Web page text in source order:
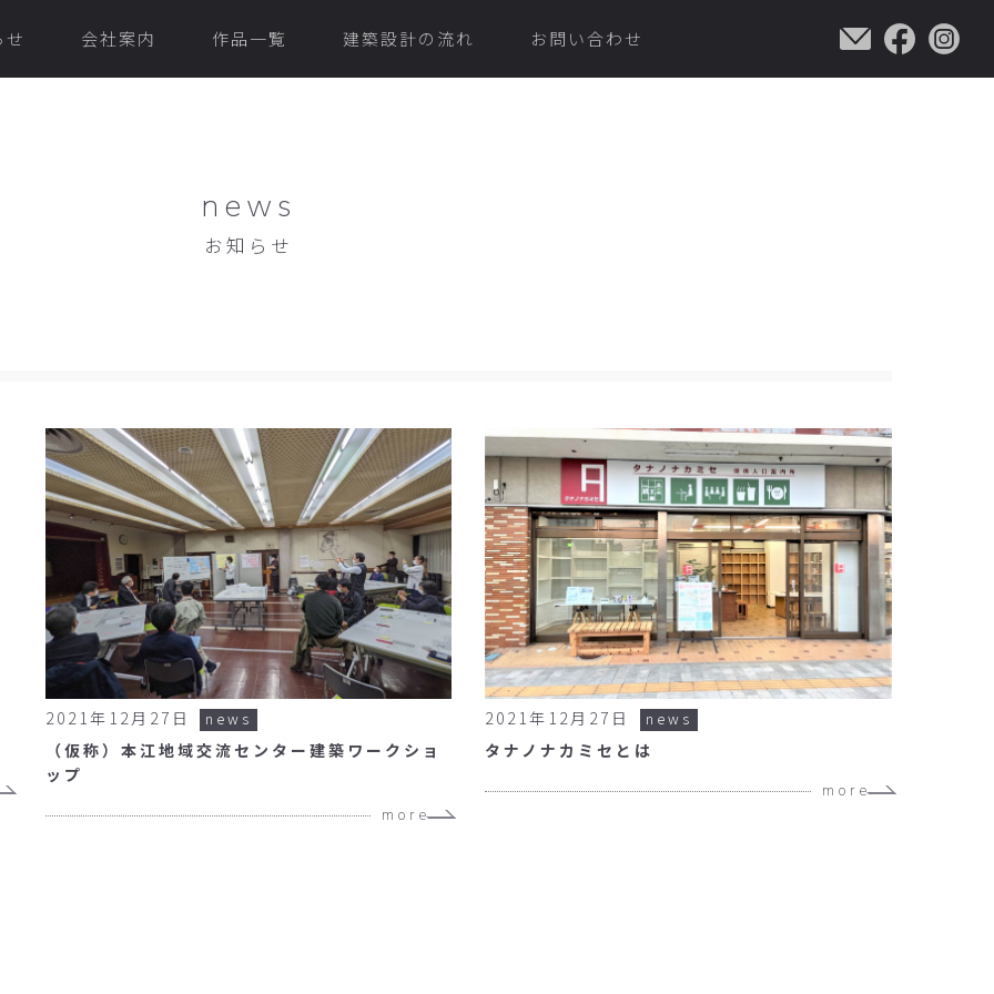
せ 会社案内 作品一覧 建築設計の流れ お問い合わせ
news
お知らせ
2021年12月27日 news
（仮称）本江地域交流センター建築ワークショ
ップ
more
2021年12月27日 news
タナノナカミセとは
more